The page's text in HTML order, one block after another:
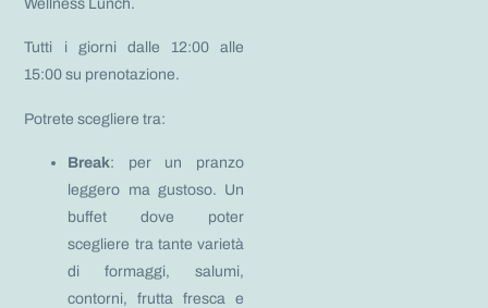
Wellness Lunch.
Tutti i giorni dalle 12:00 alle
15:00 su prenotazione.
Potrete scegliere tra:
Break: per un pranzo
leggero ma gustoso. Un
buffet dove poter
scegliere tra tante varietà
di formaggi, salumi,
contorni, frutta fresca e